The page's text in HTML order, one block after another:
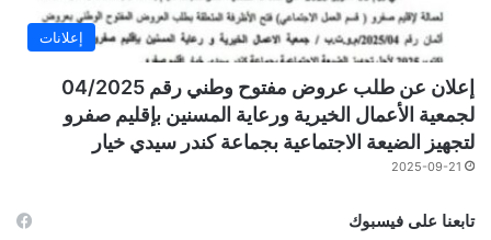
إعلانات
إعلان عن طلب عروض مفتوح وطني رقم 04/2025
لجمعية الأعمال الخيرية ورعاية المسنين بإقليم صفرو
لتجهيز الضيعة الاجتماعية بجماعة كندر سيدي خيار
2025-09-21
تابعنا على فيسبوك